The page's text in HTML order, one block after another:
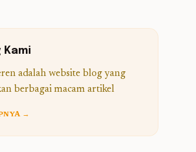
Kami
adalah website blog yang
berbagai macam artikel
→